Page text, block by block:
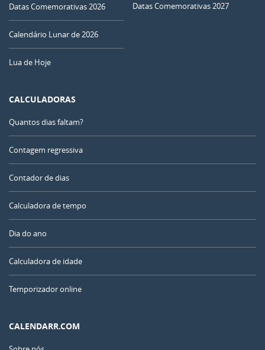
Datas Comemorativas 2026
Calendário Lunar de 2026
Lua de Hoje
Datas Comemorativas 2027
CALCULADORAS
Quantos dias faltam?
Contagem regressiva
Contador de dias
Calculadora de tempo
Dia do ano
Calculadora de idade
Temporizador online
CALENDARR.COM